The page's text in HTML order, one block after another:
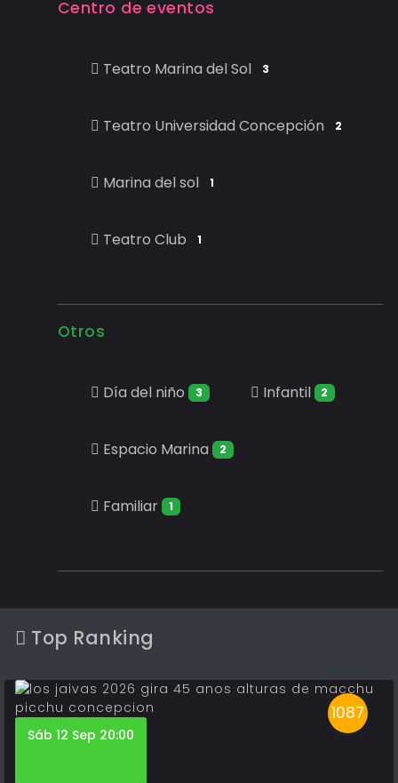
Centro de eventos
Teatro Marina del Sol 3
Teatro Universidad Concepción 2
Marina del sol 1
Teatro Club 1
Otros
Día del niño 3 Infantil 2
Espacio Marina 2
Familiar 1
Top Ranking
1087
Sáb 12 Sep 20:00